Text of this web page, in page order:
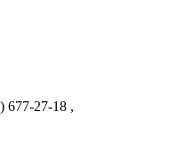
677-27-18 ,